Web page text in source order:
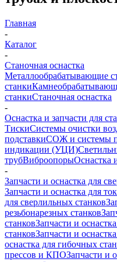
Главная
-
Каталог
-
Станочная оснастка
Металлообрабатывающие
станки
станкиСтаночная оснастка
-
Оснастка и запчасти для
ТискиСистемы очистки
подставкиСОЖ и системы
индикации (УЦИ)
трубВиброопорыОснастка
-
Запчасти и оснастка для
Запчасти и оснастка для
для сверлильных станков
резьбонарезных станков
станковЗапчасти и
станковЗапчасти и
оснастка для гибочных
прессов и КПОЗапчасти и